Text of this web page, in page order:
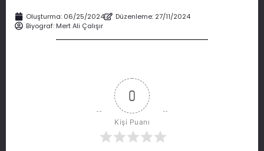
Oluşturma: 06/25/2024
Düzenleme: 27/11/2024
Biyograf: Mert Ali Çalışır
0
Kişi Puanı